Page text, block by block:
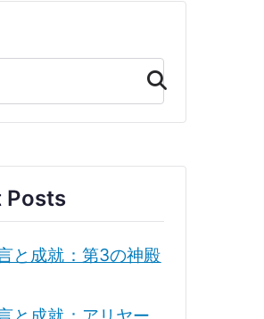
検
索
Posts
と成就：第3の神殿